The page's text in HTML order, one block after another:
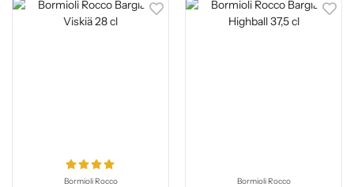
Bormioli Rocco Bormioli Rocco